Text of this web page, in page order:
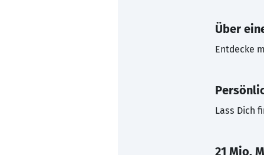
Über
Entdecke
Lass Dich
21 Mio.